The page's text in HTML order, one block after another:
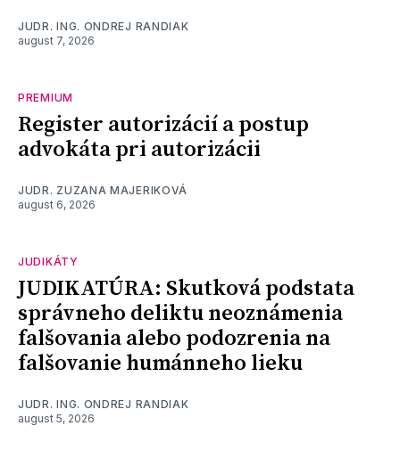
JUDR. ING. ONDREJ RANDIAK
august 7, 2026
PREMIUM
Register autorizácií a postup
advokáta pri autorizácii
JUDR. ZUZANA MAJERIKOVÁ
august 6, 2026
JUDIKÁTY
JUDIKATÚRA: Skutková podstata
správneho deliktu neoznámenia
falšovania alebo podozrenia na
falšovanie humánneho lieku
JUDR. ING. ONDREJ RANDIAK
august 5, 2026